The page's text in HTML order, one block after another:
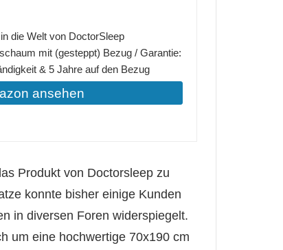
die Welt von DoctorSleep
mit (gesteppt) Bezug / Garantie:
& 5 Jahre auf den Bezug
ansehen
Produkt von Doctorsleep zu
konnte bisher einige Kunden
in diversen Foren widerspiegelt.
um eine hochwertige 70x190 cm